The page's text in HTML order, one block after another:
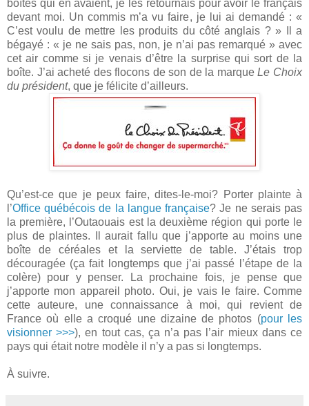
boîtes qui en avaient, je les retournais pour avoir le français
devant moi. Un commis m’a vu faire, je lui ai demandé : «
C’est voulu de mettre les produits du côté anglais ? » Il a
bégayé : « je ne sais pas, non, je n’ai pas remarqué » avec
cet air comme si je venais d’être la surprise qui sort de la
boîte. J’ai acheté des flocons de son de la marqueLe Choix
du président, que je félicite d’ailleurs.
Qu’est-ce que je peux faire, dites-le-moi? Porter plainte à
l’Office québécois de la langue française? Je ne serais pas
la première, l’Outaouais est la deuxième région qui porte le
plus de plaintes. Il aurait fallu que j’apporte au moins une
boîte de céréales et la serviette de table. J’étais trop
découragée (ça fait longtemps que j’ai passé l’étape de la
colère) pour y penser. La prochaine fois, je pense que
j’apporte mon appareil photo. Oui, je vais le faire. Comme
cette auteure, une connaissance à moi, qui revient de
France où elle a croqué une dizaine de photos (pour les
visionner >>>), en tout cas, ça n’a pas l’air mieux dans ce
pays qui était notre modèle il n’y a pas si longtemps.
À suivre.